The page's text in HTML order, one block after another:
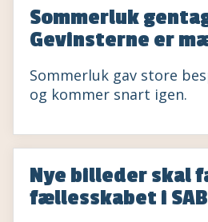
Sommerluk
Gevinsterne er
Sommerluk gav store
og kommer snart igen.
Nye billeder skal
fællesskabet i SAB